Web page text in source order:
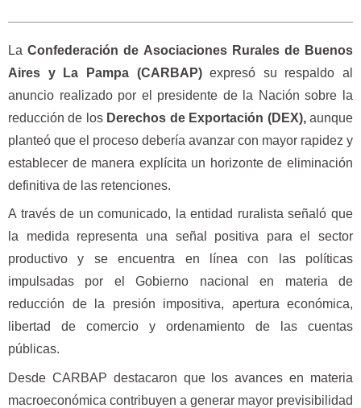
LaConfederación de Asociaciones Rurales de Buenos
Aires y La Pampa (CARBAP)expresó su respaldo al
anuncio realizado por el presidente de la Nación sobre la
reducción de los Derechos de Exportación (DEX),aunque
planteó que el proceso debería avanzar con mayor rapidez y
establecer de manera explícita un horizonte de eliminación
definitiva de las retenciones.
A través de un comunicado, la entidad ruralista señaló que
la medida representa una señal positiva para el sector
productivo y se encuentra en línea con las políticas
impulsadas por el Gobierno nacional en materia de
reducción de la presión impositiva, apertura económica,
libertad de comercio y ordenamiento de las cuentas
públicas.
Desde CARBAP destacaron que los avances en materia
macroeconómica contribuyen a generar mayor previsibilidad